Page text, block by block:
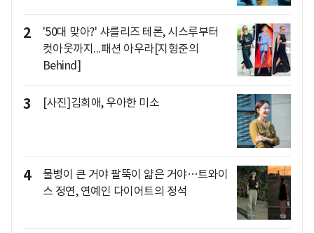
2
'50대 맞아?' 샤를리즈 테론, 시스루부터
컷아웃까지...패션 아우라[지형준의
Behind]
3 [사진]김희애, 우아한 미소
4
물병이 큰 거야 팔뚝이 얇은 거야…트와이
스 정연, 연예인 다이어트의 정석